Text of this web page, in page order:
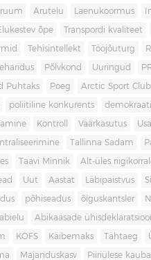
Arutelu Laenukoormus
õpe Transpordi kvaliteet
Tehisintellekt Tööjõuturg
Põlvkond Uuringud
Puhtaks Poeg Arctic Sport Club
poliitiline konkurents
Kontroll Väärkasutus
Tallinna Sadam
Taavi Minnik Alt-üles
Uut Aastat Läbipaistvus
põhiseadus õiguskantsler
Abikaasade
KOFS Käibemaks Tähtaeg
Majanduskasv Piiriülese